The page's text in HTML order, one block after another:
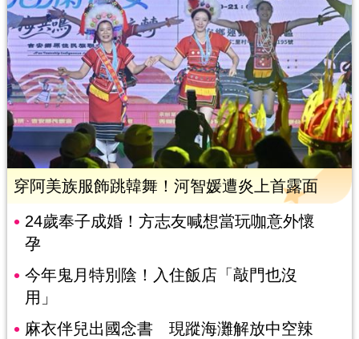
穿阿美族服飾跳韓舞！河智媛遭炎上首露面
24歲奉子成婚！方志友喊想當玩咖意外懷
孕
今年鬼月特別陰！入住飯店「敲門也沒
用」
麻衣伴兒出國念書 現蹤海灘解放中空辣